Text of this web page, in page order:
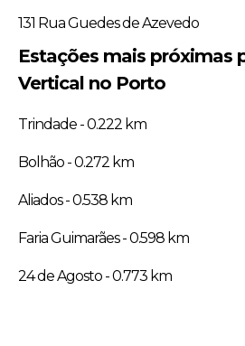
131 Rua Guedes de Azevedo
Estações mais próximas
Vertical no Porto
Trindade - 0.222 km
Bolhão - 0.272 km
Aliados - 0.538 km
Faria Guimarães - 0.598 km
24 de Agosto - 0.773 km